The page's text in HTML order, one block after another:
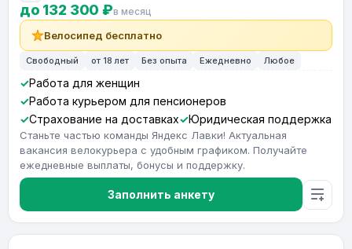
до 132 300 ₽в месяц
Велосипед бесплатно
Свободный от 18 лет Без опыта Ежедневно Любое
Работа для женщин
Работа курьером для пенсионеров
Страхование на доставках
Юридическая поддержка
Станьте частью команды Яндекс Лавки! Актуальная
вакансия велокурьера с удобным графиком. Получайте
ежедневные выплаты, бонусы и поддержку.
Заполнить анкету